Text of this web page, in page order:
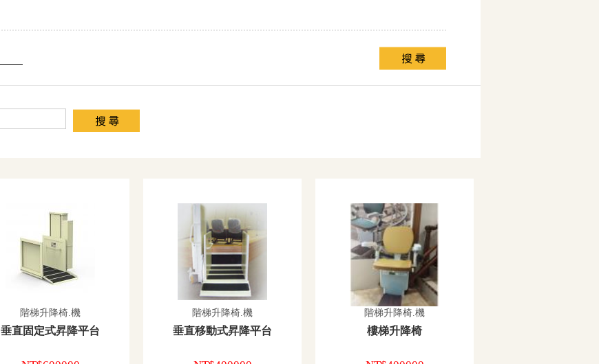
階梯升降椅.機
垂直固定式昇降平台
階梯升降椅.機
垂直移動式昇降平台
階梯升降椅.機
樓梯升降椅